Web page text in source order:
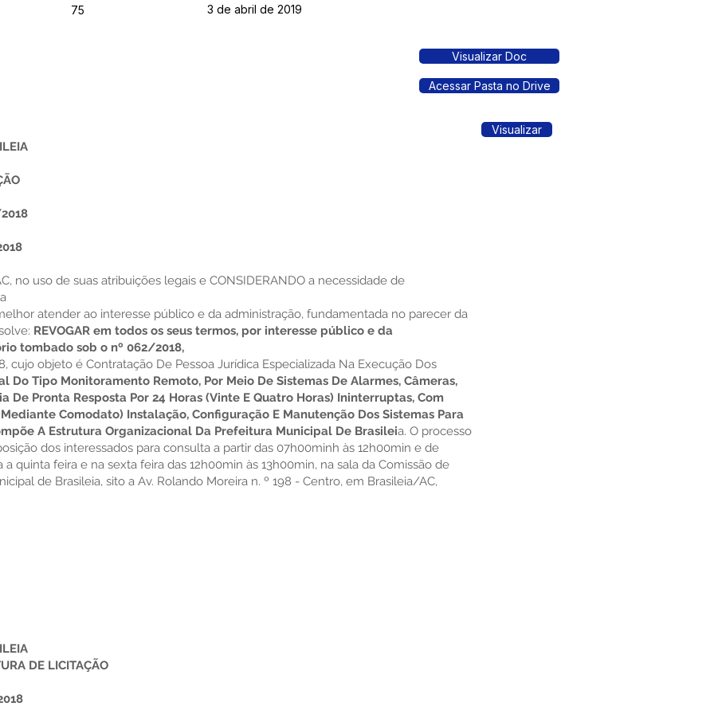
75 3 de abril de 2019
Visualizar Doc
Acessar Pasta no Drive
no uso de suas atribuições legais e CONSIDERANDO a necessidade de
atender ao interesse público e da administração, fundamentada no parecer da
REVOGAR em todos os seus termos, por interesse público e da
tombado sob o nº 062/2018,
cujo objeto é Contratação De Pessoa Jurídica Especializada Na Execução Dos
Do Tipo Monitoramento Remoto, Por Meio De Sistemas De Alarmes, Câmeras,
De Pronta Resposta Por 24 Horas (Vinte E Quatro Horas) Ininterruptas, Com
Comodato) Instalação, Configuração E Manutenção Dos Sistemas Para
A Estrutura Organizacional Da Prefeitura Municipal De Brasileia. O processo
dos interessados para consulta a partir das 07h00minh às 12h00min e de
quinta feira e na sexta feira das 12h00min às 13h00min, na sala da Comissão de
de Brasileia, sito a Av. Rolando Moreira n. º 198 - Centro, em Brasileia/AC,
DE LICITAÇÃO
Visualizar